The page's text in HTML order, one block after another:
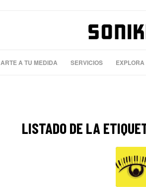
ARTE A TU MEDIDA SERVICIOS EXPLORA
LISTADO DE LA